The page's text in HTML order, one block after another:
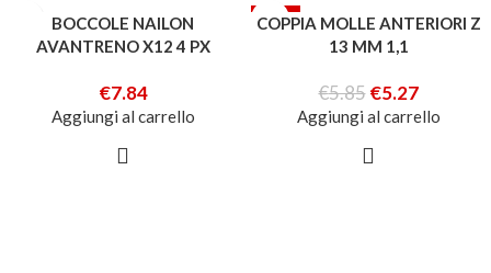
BOCCOLE NAILON
AVANTRENO X12 4 PX
€7.84
Aggiungi al carrello
-10%
COPPIA MOLLE ANTERIORI Z
13 MM 1,1
€5.85 €5.27
Aggiungi al carrello